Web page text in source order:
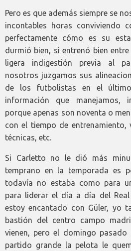
Pero es que además siempre se
incontables horas conviviendo
perfectamente cómo es su
durmió bien, si entrenó bien
ligera indigestión previa al
nosotros juzgamos sus
de los futbolistas en el
información que manejamos,
porque apenas son noventa o
con el tiempo de entrenamiento,
técnicas, etc.
Si Carletto no le dió más
temprano en la temporada es
todavía no estaba como para
para liderar el día a día del
estoy encantado con Güler, yo
bastión del centro campo
vienen, pero el domingo pasado
partido grande la pelota le